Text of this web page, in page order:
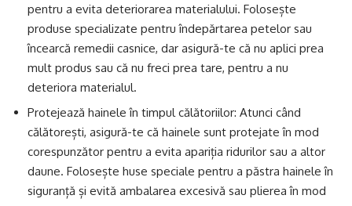
pentru a evita deteriorarea materialului. Folosește
produse specializate pentru îndepărtarea petelor sau
încearcă remedii casnice, dar asigură-te că nu aplici prea
mult produs sau că nu freci prea tare, pentru a nu
deteriora materialul.
Protejează hainele în timpul călătoriilor: Atunci când
călătorești, asigură-te că hainele sunt protejate în mod
corespunzător pentru a evita apariția ridurilor sau a altor
daune. Folosește huse speciale pentru a păstra hainele în
siguranță și evită ambalarea excesivă sau plierea în mod